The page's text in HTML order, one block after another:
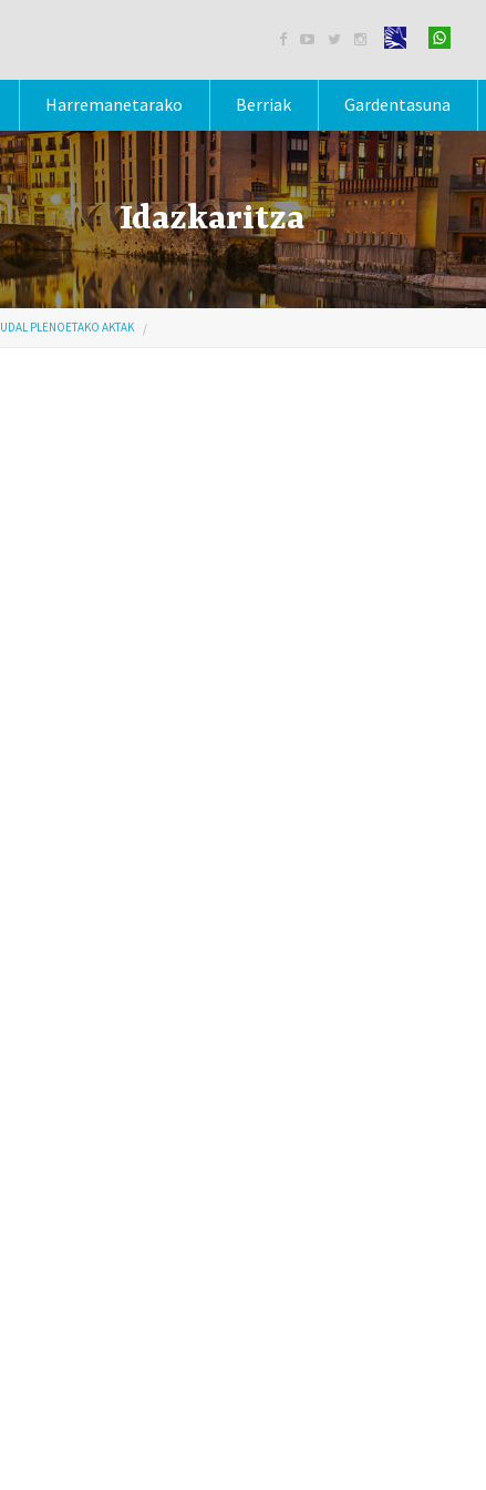
   
Harremanetarako Berriak Gardentasuna
Idazkaritza
UDAL PLENOETAKO AKTAK